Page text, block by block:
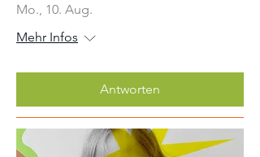
Mo., 10. Aug.
Mehr Infos
Antworten